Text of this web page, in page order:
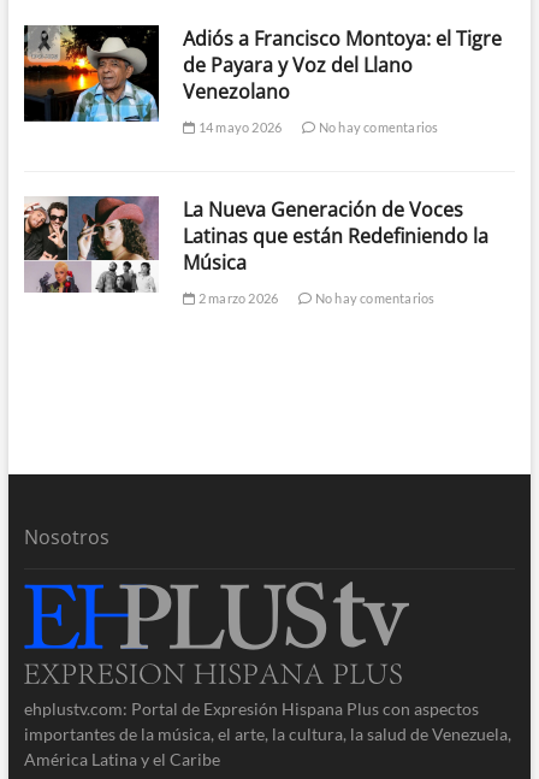
Adiós a Francisco Montoya: el Tigre
de Payara y Voz del Llano
Venezolano
14 mayo 2026 No hay comentarios
La Nueva Generación de Voces
Latinas que están Redefiniendo la
Música
2 marzo 2026 No hay comentarios
Nosotros
ehplustv.com: Portal de Expresión Hispana Plus con aspectos
importantes de la música, el arte, la cultura, la salud de Venezuela,
América Latina y el Caribe